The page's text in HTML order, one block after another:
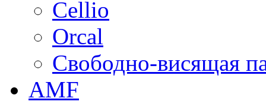
Cellio
Orcal
Свободно-висящая
AMF